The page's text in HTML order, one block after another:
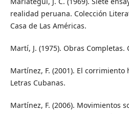
realidad peruana. Colección
Casa de Las Américas.
Martí, J. (1975). Obras Completas.
Martínez, F. (2001). El corrimiento
Letras Cubanas.
Martínez, F. (2006). Movimientos